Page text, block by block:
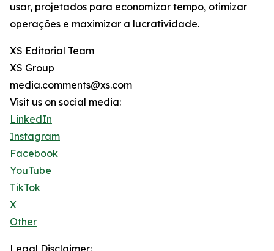
usar, projetados para economizar tempo, otimizar
operações e maximizar a lucratividade.
XS Editorial Team
XS Group
media.comments@xs.com
Visit us on social media:
LinkedIn
Instagram
Facebook
YouTube
TikTok
X
Other
Legal Disclaimer: